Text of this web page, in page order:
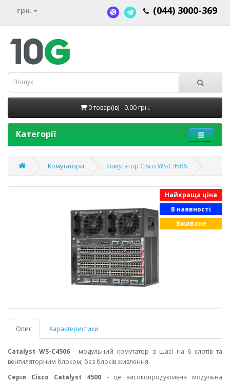
грн. (044) 3000-369
0 товар(ів) - 0.00 грн.
Категорії
Комутатори Комутатор Cisco WS-C4506
Найкраща ціна
В наявності
Вживане
Опис Характеристики
Catalyst WS-C4506 - модульний комутатор з шасі на 6 слотів та
вентиляторним блоком, без блоків живлення.
Серія Cisco Catalyst 4500 - це високопродуктивна модульна